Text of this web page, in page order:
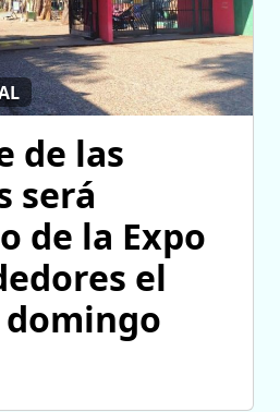
de las
será
de la Expo
el